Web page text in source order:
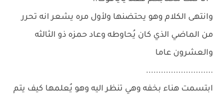
وانتهى الكلام وهو يحتضنها ولأول مره يشعر انه تحرر
من الماضي الذي كان يُحاوطه وعاد حمزه ذو الثالثه
والعشرون عاما
...........................
ابتسمت هناء بخفه وهي تنظر اليه وهو يُعلمها كيف يتم